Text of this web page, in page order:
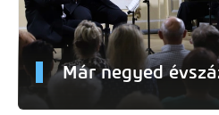
Már negyed